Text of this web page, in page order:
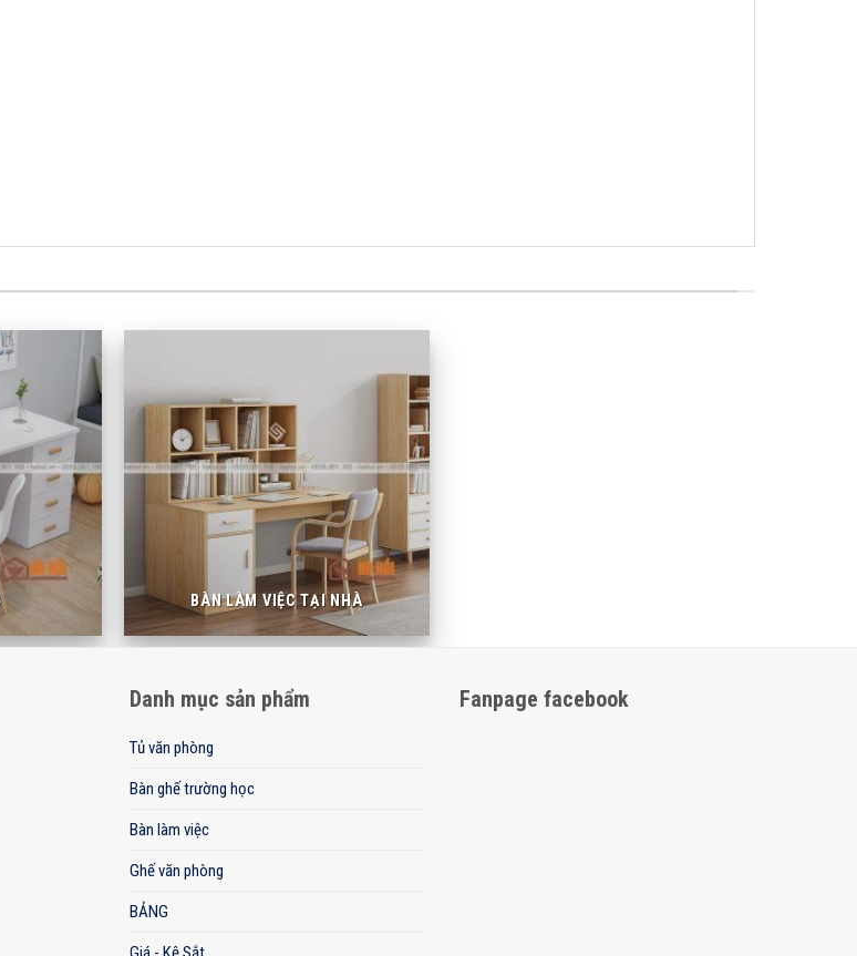
BÀN LÀM VIỆC TẠI NHÀ
Danh mục sản phẩm
Tủ văn phòng
Bàn ghế trường học
Bàn làm việc
Ghế văn phòng
BẢNG
Fanpage facebook